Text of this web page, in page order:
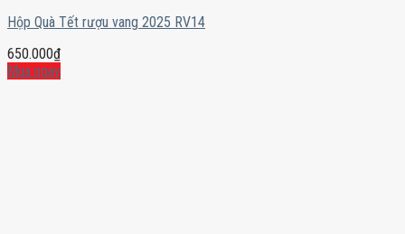
Hộp Quà Tết rượu vang 2025 RV14
650.000₫
Mua ngay